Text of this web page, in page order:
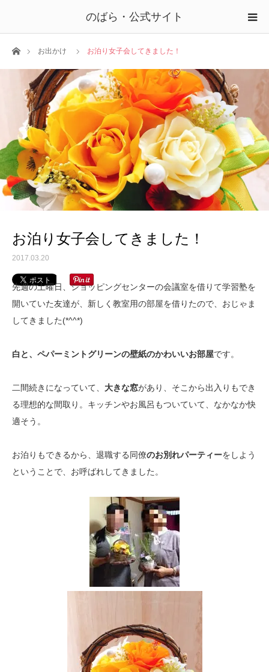
のばら・公式サイト
ホームお出かけ お泊り女子会してきました！
お泊り女子会してきました！
2017.03.20
先週の土曜日、ショッピングセンターの会議室を借りて学習塾を
開いていた友達が、新しく教室用の部屋を借りたので、おじゃま
してきました(*^^*)
白と、ペパーミントグリーンの壁紙のかわいいお部屋です。
二間続きになっていて、 大きな窓があり、そこから出入りもでき
る理想的な間取り。キッチンやお風呂もついていて、なかなか快
適そう。
お泊りもできるから、退職する同僚のお別れパーティーをしよう
ということで、お呼ばれしてきました。